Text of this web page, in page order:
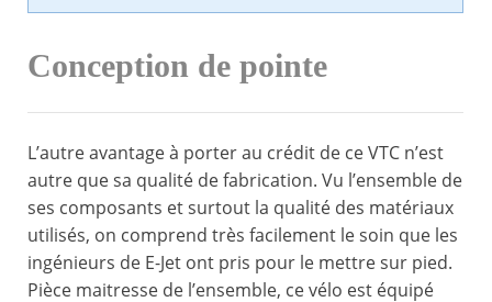
Conception de pointe
L’autre avantage à porter au crédit de ce VTC n’est
autre que sa qualité de fabrication. Vu l’ensemble de
ses composants et surtout la qualité des matériaux
utilisés, on comprend très facilement le soin que les
ingénieurs de E-Jet ont pris pour le mettre sur pied.
Pièce maitresse de l’ensemble, ce vélo est équipé